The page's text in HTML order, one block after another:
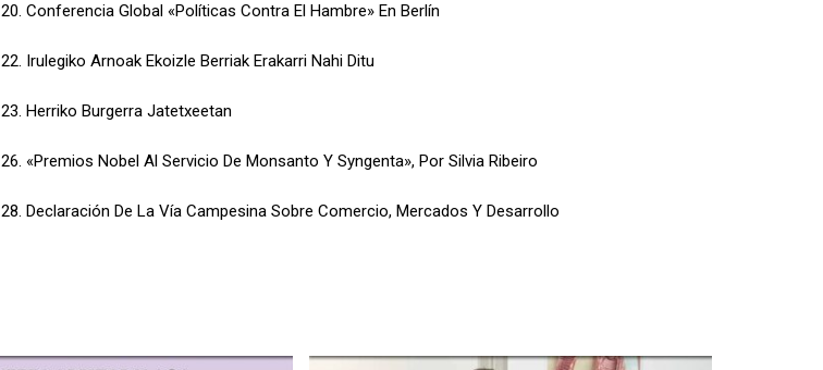
20. Conferencia Global «Políticas Contra El Hambre» En Berlín
22. Irulegiko Arnoak Ekoizle Berriak Erakarri Nahi Ditu
23. Herriko Burgerra Jatetxeetan
26. «Premios Nobel Al Servicio De Monsanto Y Syngenta», Por Silvia Ribeiro
28. Declaración De La Vía Campesina Sobre Comercio, Mercados Y Desarrollo